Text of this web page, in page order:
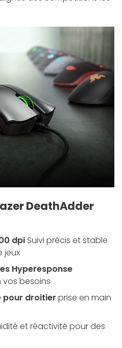
DeathAdder
dpi Suivi précis et stable
jeux
Hyperesponse
besoins
pour droitier prise en main
et réactivité pour des